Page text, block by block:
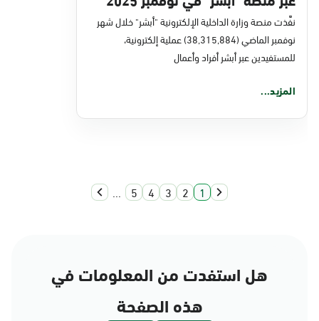
نفَّذت منصة وزارة الداخلية الإلكترونية "أبشر" خلال شهر
نوفمبر الماضي (38,315,884) عملية إلكترونية،
للمستفيدين عبر أبشر أفراد وأعمال
المزيد...
1
2
3
4
5
...
هل استفدت من المعلومات في
هذه الصفحة